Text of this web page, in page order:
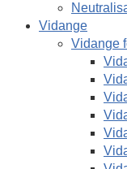
Vidange
Vidange